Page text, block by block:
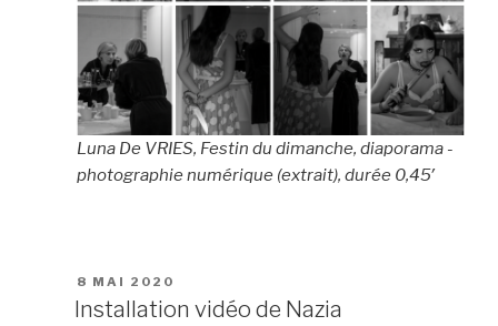
Luna De VRIES, Festin du dimanche, diaporama -
photographie numérique (extrait), durée 0,45′
PUBLIÉ
LE
8 MAI 2020
Installation vidéo de Nazia